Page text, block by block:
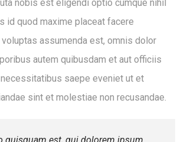
nobis est eligendi optio cumque nihil
id quod maxime placeat facere
assumenda est, omnis dolor
autem quibusdam et aut officiis
saepe eveniet ut et
sint et molestiae non recusandae.